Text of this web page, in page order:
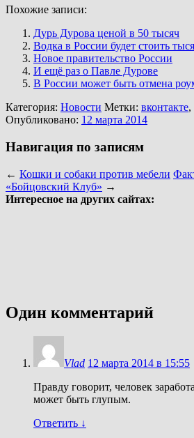
Похожие записи:
Дурь Дурова ценой в 50 тысяч
Водка в России будет стоить
Новое правительство России
И ещё раз о Павле Дурове
В России может быть отмена
Категория: Новости Метки: вконтакте,
Опубликовано: 12 марта 2014
Навигация по записям
← Кошки и собаки против мебели
«Бойцовский Клуб» →
Интересное на других сайтах:
Один комментарий
Vlad 12 марта 2014 в 15:55
Правду говорит, человек
может быть глупым.
Ответить ↓